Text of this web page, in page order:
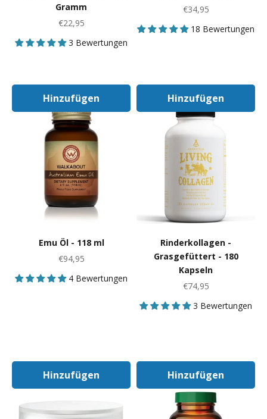
Gramm
Angebot
€22,95
3 Bewertungen
In Den Warenkorb
Hinzufügen
Angebot
€34,95
18 Bewertungen
In Den
Hinzufügen
Emu Öl - 118 ml
Angebot
€94,95
4 Bewertungen
In Den Warenkorb
Hinzufügen
Rinderkollagen -
Grasgefüttert - 180
Kapseln
Angebot
€74,95
3 Bewertungen
In Den
Hinzufügen